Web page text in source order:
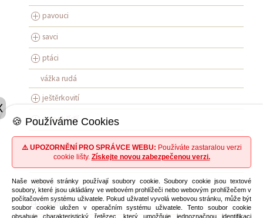
pavouci
savci
ptáci
vážka rudá
ještěrkovití
rovnokřídlí
obojživelníci
síťokřídlí
lidé
ostatní
🍪 Používáme Cookies
⚠️ UPOZORNĚNÍ PRO SPRÁVCE WEBU: Používáte zastaralou verzi
cookie lišty. Získejte novou zabezpečenou verzi.
Naše webové stránky používají soubory cookie. Soubory cookie jsou textové
soubory, které jsou ukládány ve webovém prohlížeči nebo webovým prohlížečem v
počítačovém systému uživatele. Pokud uživatel vyvolá webovou stránku, může být
soubor cookie uložen v operačním systému uživatele. Tento soubor cookie
obsahuje charakteristický řetězec, který umožňuje jednoznačnou identifikaci